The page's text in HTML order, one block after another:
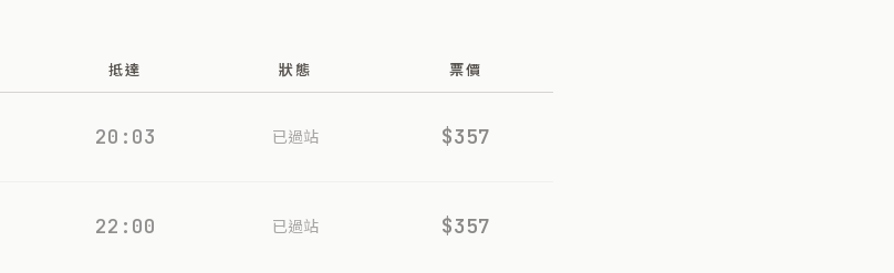
抵達 狀態 票價
20:03 已過站 $357
22:00 已過站 $357